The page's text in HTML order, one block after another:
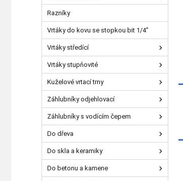
Razníky
Vrtáky do kovu se stopkou bit 1/4"
Vrtáky středící
Vrtáky stupňovité
Kuželové vrtací trny
Záhlubníky odjehlovací
Záhlubníky s vodícím čepem
Do dřeva
Do skla a keramiky
Do betonu a kamene